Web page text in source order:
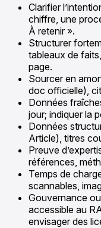
Clarifier
chiffre, une
À retenir ».
Structurer
tableaux de
page.
Sourcer en
doc officielle),
Données
jour; indiquer la
Données
Article), titres
Preuve
références,
Temps de
scannables,
Gouvernance
accessible au
envisager des